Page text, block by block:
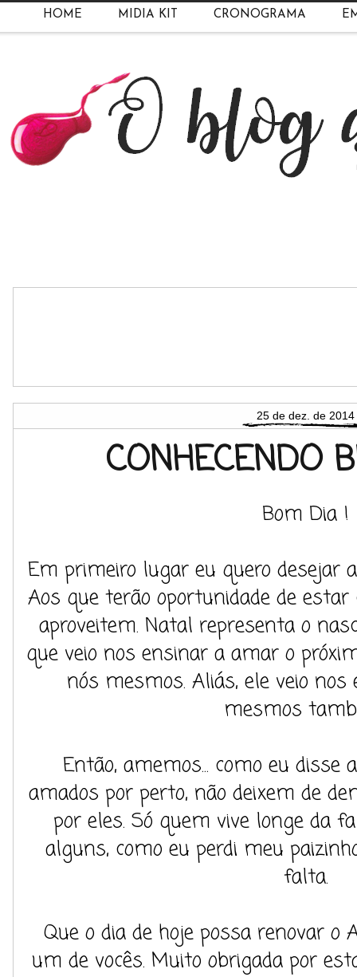
HOME MIDIA KIT CRONOGRAMA
25 de dez. de 2014
CONHECENDO
Bom Dia !
Em primeiro lugar eu quero desejar
Aos que terão oportunidade de estar
aproveitem. Natal representa o
que veio nos ensinar a amar o
nós mesmos. Aliás, ele veio
mesmos
Então, amemos... como eu
amados por perto, não deixem de
por eles. Só quem vive longe da
alguns, como eu perdi meu
falta.
Que o dia de hoje possa renovar o
um de vocês. Muito obrigada por